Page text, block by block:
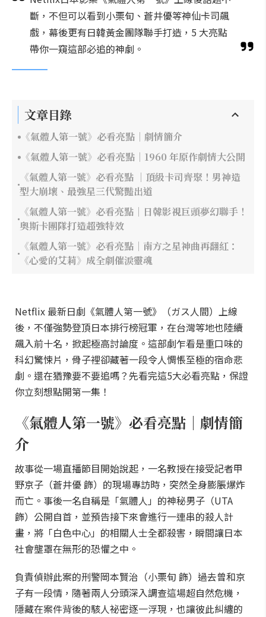
斷，不但可以看到小栗旬、蒼井優等神仙卡司飆
戲，幕後更有日韓黃金團隊聯手打造，5 大亮點
帶你一窺這部必追的神劇。
文章目錄
《氣體人第一號》必看亮點｜劇情簡介
《氣體人第一號》必看亮點｜1960 年原作劇情大公開
《氣體人第一號》必看亮點 ｜頂級卡司齊聚！男神造
型大崩壞、最強星三代驚豔出道
《氣體人第一號》必看亮點｜日韓影視巨頭夢幻聯手！
奧斯卡團隊打造超強特效
《氣體人第一號》必看亮點｜南方之星神曲再翻紅：
《心愛的艾莉》成全劇催淚靈魂
Netflix 最新日劇《氣體人第一號》（ガス人間）上線
後，不僅強勢登頂日本排行榜冠軍，在台灣等地也陸續
飆入前十名，掀起極高討論度。這部劇乍看是重口味的
科幻驚悚片，骨子裡卻藏著一段令人惆悵至極的宿命悲
劇。還在猶豫要不要追嗎？先看完這5大必看亮點，保證
你立刻想點開第一集！
《氣體人第一號》必看亮點｜劇情簡
介
故事從一場直播節目開始說起，一名教授在接受記者甲
野京子（蒼井優 飾）的現場專訪時，突然全身膨脹爆炸
而亡。事後一名自稱是「氣體人」的神秘男子（UTA
飾）公開自首，並預告接下來會進行一連串的殺人計
畫，將「白色中心」的相關人士全都殺害，瞬間讓日本
社會壟罩在無形的恐懼之中。
負責偵辦此案的刑警岡本賢治（小栗旬 飾）過去曾和京
子有一段情，隨著兩人分頭深入調查這場超自然危機，
隱藏在案件背後的駭人祕密逐一浮現，也讓彼此糾纏的